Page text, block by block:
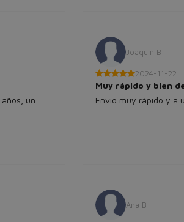
un
Joaquin B
2024-11-22
Muy rápido y bien
Envío muy rápido y a
Ana B